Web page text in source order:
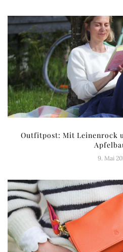
Outfitpost: Mit Leinenrock
9. Mai